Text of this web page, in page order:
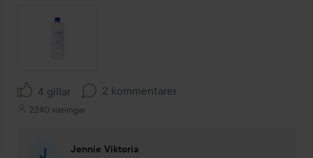
4 gillar 2 kommentarer
2240 visningar
Jennie Viktoria